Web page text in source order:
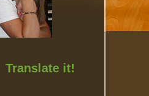
Translate it!